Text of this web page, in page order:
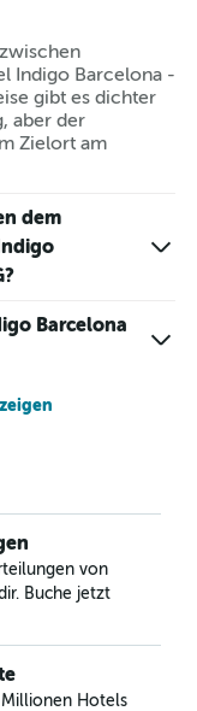
Indigo Barcelona -
gibt es dichter
aber der
Zielort am
dem
Barcelona
von
Buche jetzt
Hotels